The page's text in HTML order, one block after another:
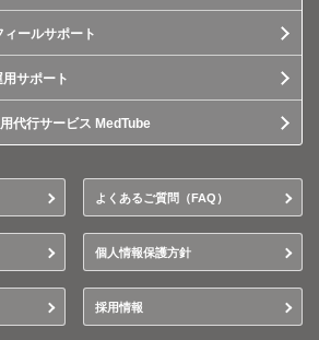
ールサポート
サポート
代行サービス MedTube
よくあるご質問（FAQ）
個人情報保護方針
採用情報